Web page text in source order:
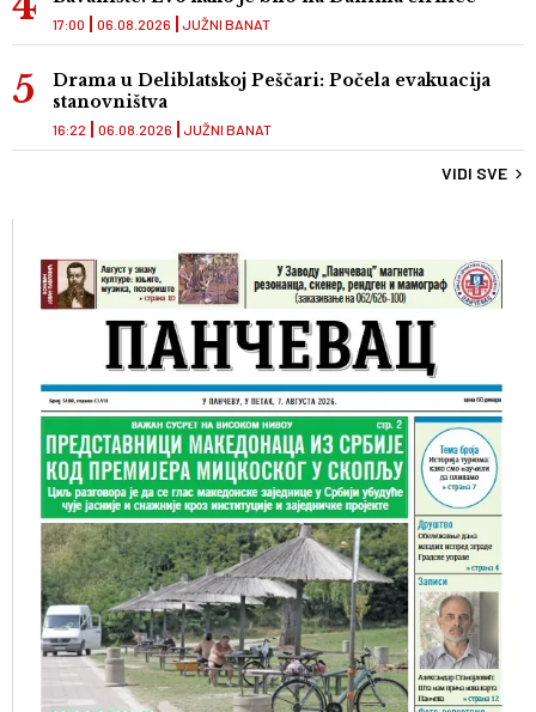
JUŽNI BANAT
17:00 06.08.2026
Drama u Deliblatskoj Peščari: Počela evakuacija
stanovništva
JUŽNI BANAT
16:22 06.08.2026
VIDI SVE